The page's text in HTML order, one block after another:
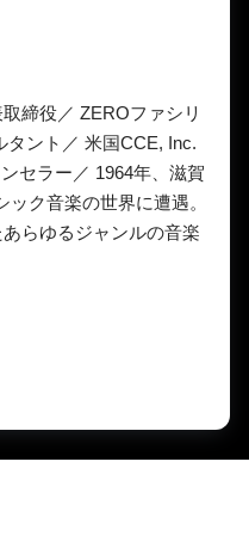
締役／ ZEROファシリ
タント／ 米国CCE, Inc.
セラー／ 1964年、滋賀
ク音楽の世界に遭遇。
らゆるジャンルの音楽